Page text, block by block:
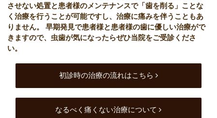
させない処置と患者様のメンテナンスで「歯を削る」ことな
く治療を行うことが可能ですし、治療に痛みを伴うこともあ
りません。 早期発見で患者様と患者様の歯に優しい治療がで
きますので、虫歯が気になったらぜひ当院をご受診くださ
い。
初診時の治療の流れはこちら
なるべく痛くない治療について